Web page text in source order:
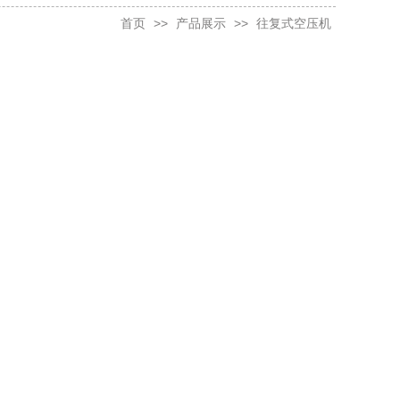
首页 >> 产品展示 >> 往复式空压机